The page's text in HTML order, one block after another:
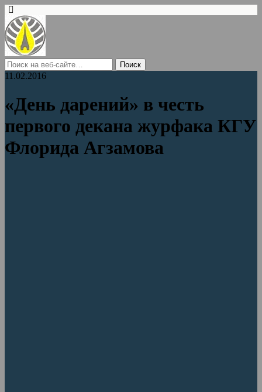
11.02.2016
«День дарений» в честь
первого декана журфака КГУ
Флорида Агзамова